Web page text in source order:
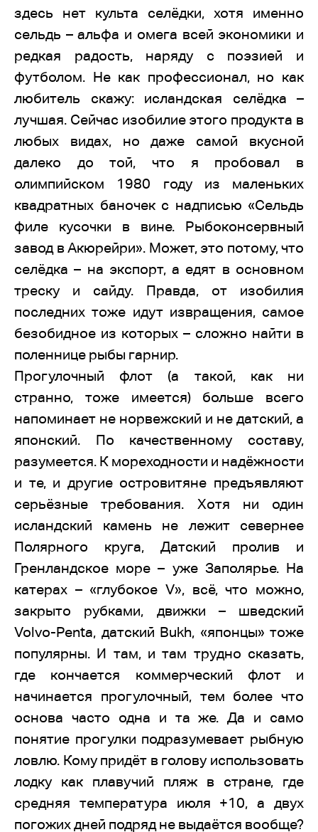
здесь нет культа селёдки, хотя именно
сельдь – альфа и омега всей экономики и
редкая радость, наряду с поэзией и
футболом. Не как профессионал, но как
любитель скажу: исландская селёдка –
лучшая. Сейчас изобилие этого продукта в
любых видах, но даже самой вкусной
далеко до той, что я пробовал в
олимпийском 1980 году из маленьких
квадратных баночек с надписью «Сельдь
филе кусочки в вине. Рыбоконсервный
завод в Акюрейри». Может, это потому, что
селёдка – на экспорт, а едят в основном
треску и сайду. Правда, от изобилия
последних тоже идут извращения, самое
безобидное из которых – сложно найти в
поленнице рыбы гарнир.
Прогулочный флот (а такой, как ни
странно, тоже имеется) больше всего
напоминает не норвежский и не датский, а
японский. По качественному составу,
разумеется. К мореходности и надёжности
и те, и другие островитяне предъявляют
серьёзные требования. Хотя ни один
исландский камень не лежит севернее
Полярного круга, Датский пролив и
Гренландское море – уже Заполярье. На
катерах – «глубокое V», всё, что можно,
закрыто рубками, движки – шведский
Volvo-Penta, датский Bukh, «японцы» тоже
популярны. И там, и там трудно сказать,
где кончается коммерческий флот и
начинается прогулочный, тем более что
основа часто одна и та же. Да и само
понятие прогулки подразумевает рыбную
ловлю. Кому придёт в голову использовать
лодку как плавучий пляж в стране, где
средняя температура июля +10, а двух
погожих дней подряд не выдаётся вообще?